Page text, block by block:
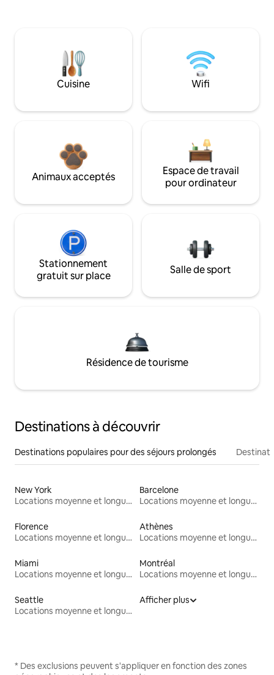
Cuisine Wifi
Animaux acceptés
Espace de travail
pour ordinateur
Stationnement
gratuit sur place
Salle de sport
Résidence de tourisme
Destinations à découvrir
Destinations populaires pour des séjours prolongés
New York
Locations moyenne et longue durée
Barcelone
Locations moyenne et longue durée
Florence
Locations moyenne et longue durée
Athènes
Locations moyenne et longue durée
Miami
Locations moyenne et longue durée
Montréal
Locations moyenne et longue durée
Seattle
Locations moyenne et longue durée
Afficher plus
* Des exclusions peuvent s'appliquer en fonction des zones